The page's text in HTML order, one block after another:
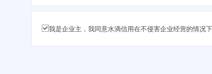
我是企业主，我同意水滴信用在不侵害企业经营的情况下